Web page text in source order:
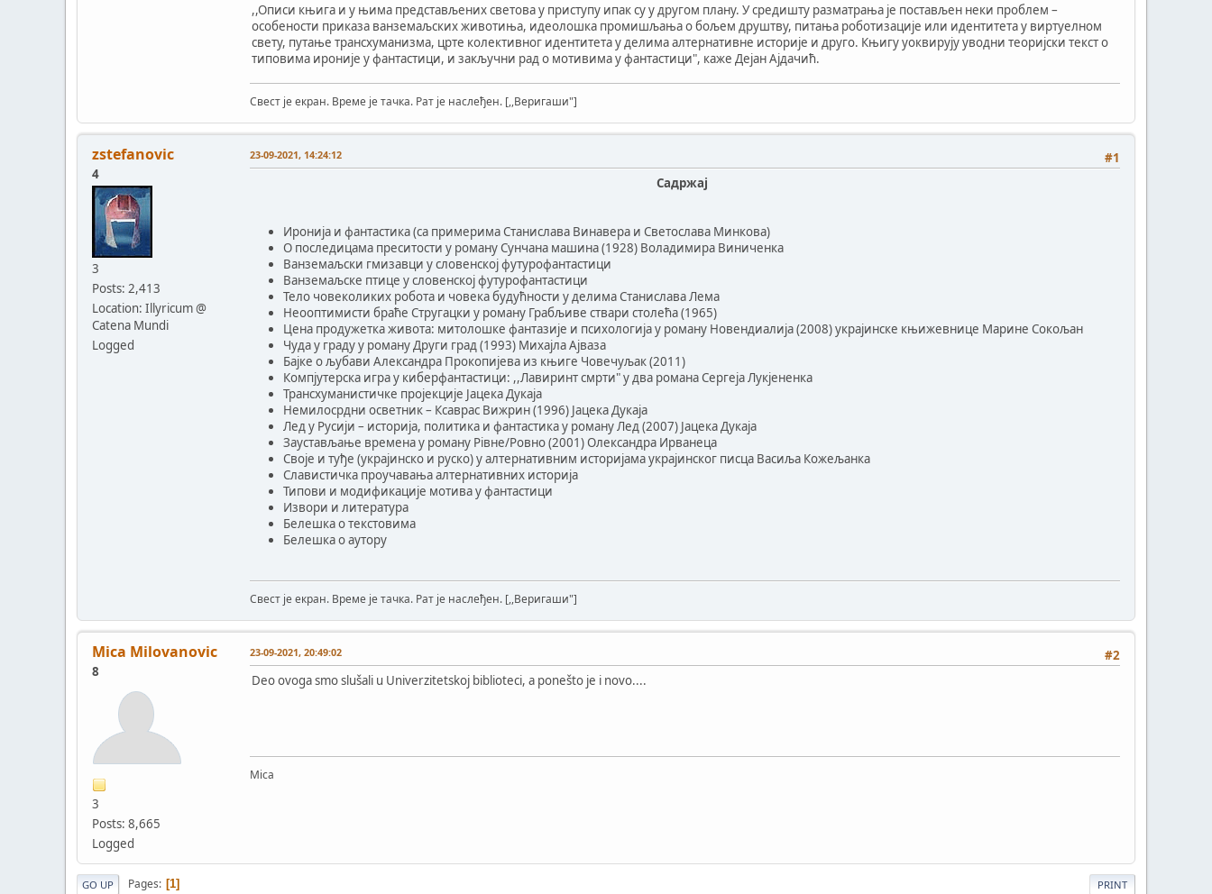
,,Описи књига и у њима представљених светова у приступу ипак су у другом плану. У средишту разматрања је постављен неки проблем –
особености приказа ванземаљских животиња, идеолошка промишљања о бољем друштву, питања роботизације или идентитета у виртуелном
свету, путање трансхуманизма, црте колективног идентитета у делима алтернативне историје и друго. Књигу уоквирују уводни теоријски текст о
типовима ироније у фантастици, и закључни рад о мотивима у фантастици", каже Дејан Ајдачић.
Свест је екран. Време је тачка. Рат је наслеђен. [,,Веригаши"]
zstefanovic
4
3
Posts: 2,413
Location: Illyricum @
Catena Mundi
Logged
#1
23-09-2021, 14:24:12
Садржај
Иронија и фантастика (са примерима Станислава Винавера и Светослава Минкова)
О последицама преситости у роману Сунчана машина (1928) Воладимира Виниченка
Ванземаљски гмизавци у словенској футурофантастици
Ванземаљске птице у словенској футурофантастици
Тело човеколиких робота и човека будућности у делима Станислава Лема
Неооптимисти браће Стругацки у роману Грабљиве ствари столећа (1965)
Цена продужетка живота: митолошке фантазије и психологија у роману Новендиалија (2008) украјинске књижевнице Марине Сокољан
Чуда у граду у роману Други град (1993) Михајла Ајваза
Бајке о љубави Александра Прокопијева из књиге Човечуљак (2011)
Компјутерска игра у киберфантастици: ,,Лавиринт смрти" у два романа Сергеја Лукјененка
Трансхуманистичке пројекције Јацека Дукаја
Немилосрдни осветник – Ксаврас Вижрин (1996) Јацека Дукаја
Лед у Русији – историја, политика и фантастика у роману Лед (2007) Јацека Дукаја
Заустављање времена у роману Рівне/Ровно (2001) Олександра Ирванеца
Своје и туђе (украјинско и руско) у алтернативним историјама украјинског писца Васиља Кожељанка
Славистичка проучавања алтернативних историја
Типови и модификације мотива у фантастици
Извори и литература
Белешка о текстовима
Белешка о аутору
Свест је екран. Време је тачка. Рат је наслеђен. [,,Веригаши"]
Mica Milovanovic
8
3
Posts: 8,665
Logged
#2
23-09-2021, 20:49:02
Deo ovoga smo slušali u Univerzitetskoj biblioteci, a ponešto je i novo....
Mica
PRINT
GO UP Pages 1